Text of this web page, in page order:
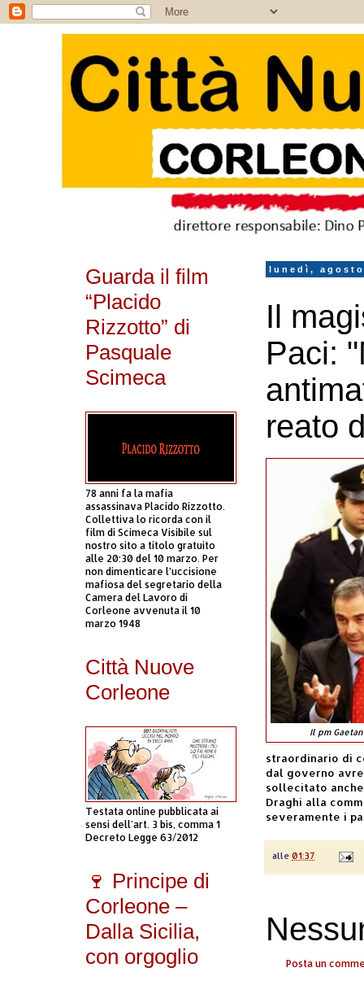
lunedì,
Il
Paci:
reato
Il pm
straordinario di
dal governo
sollecitato
Draghi alla
severamente i
alle 01:37
Posta un
Guarda il film
“Placido
Rizzotto” di
Pasquale
Scimeca
78 anni fa la mafia
assassinava Placido Rizzotto.
Collettiva lo ricorda con il
film di Scimeca Visibile sul
nostro sito a titolo gratuito
alle 20:30 del 10 marzo. Per
non dimenticare l’uccisione
mafiosa del segretario della
Camera del Lavoro di
Corleone avvenuta il 10
marzo 1948
Città Nuove
Corleone
Testata online pubblicata ai
sensi dell'art. 3 bis, comma 1
Decreto Legge 63/2012
🍷 Principe di
Corleone –
Dalla Sicilia,
con orgoglio